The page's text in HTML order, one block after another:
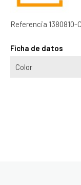
Referencia 1380810-
Ficha de datos
Color